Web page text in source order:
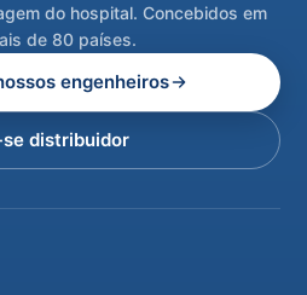
do hospital. Concebidos em
de 80 países.
engenheiros
distribuidor